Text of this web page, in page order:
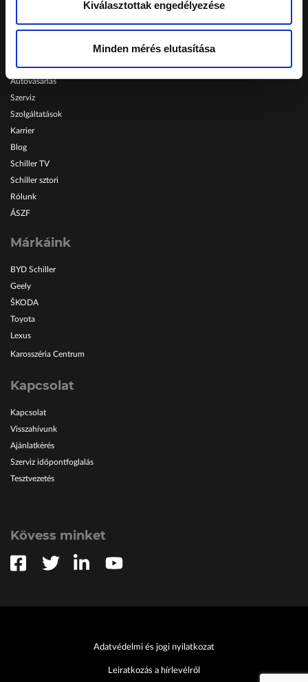
Kiválasztottak engedélyezése
Minden mérés elutasítása
Telephelyeinken ezekkel a kártyákkal fizethet:
Schiller Autó Család
Autóvásárlás
Szerviz
Szolgáltatások
Karrier
Blog
Schiller TV
Schiller sztori
Rólunk
ÁSZF
Márkáink
BYD Schiller
Geely
ŠKODA
Toyota
Lexus
Karosszéria Centrum
Kapcsolat
Kapcsolat
Visszahívunk
Ajánlatkérés
Szerviz időpontfoglalás
Tesztvezetés
Kövess minket
Adatvédelmi és jogi nyilatkozat
Leiratkozás a hírlevélről